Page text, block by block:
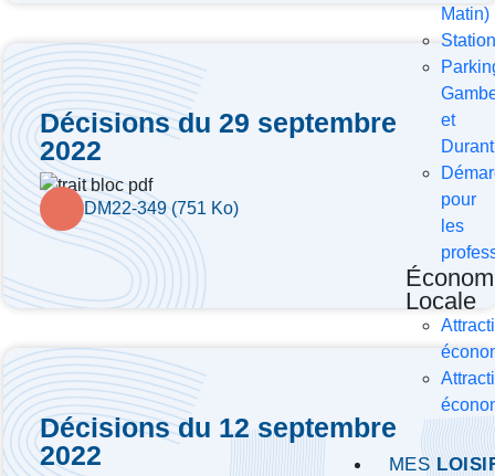
Matin)
et
pour
les
Locale
MES
Décisions du 29 septembre
2022
DM22-349 (751 Ko)
Décisions du 12 septembre
2022